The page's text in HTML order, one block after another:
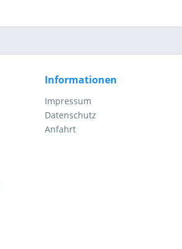
Informationen
Impressum
Datenschutz
Anfahrt